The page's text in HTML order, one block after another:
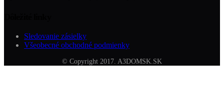
Sledovanie zásielky
Všeobecné obchodné podmienky
© Copyright 2017. A3DOMSK.SK